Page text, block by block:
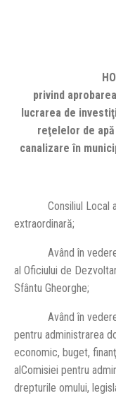
privind
lucrarea de
reţelelor de
canalizare în
Consiliul Local al
extraordinară;
Având în vedere
al Oficiului de
Sfântu Gheorghe;
Având în vedere
pentru administrarea
economic, buget,
alComisiei pentru
drepturile omului,